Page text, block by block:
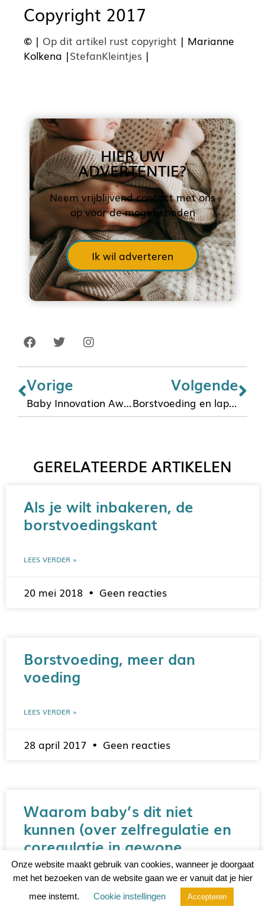
Copyright 2017
© | Op dit artikel rust copyright | Marianne
Kolkena |StefanKleintjes |
HIER UW
ADVERTENTIE?
Neem vrijblijvend contact met ons
op voor de mogelijkheden
Ik wil adverteren
Vorige
Baby Innovation Award voor Horigen Borstkolf
Volgende
Borstvoeding en laproscopie
GERELATEERDE ARTIKELEN
Als je wilt inbakeren, de
borstvoedingskant
LEES VERDER »
20 mei 2018 Geen reacties
Borstvoeding, meer dan
voeding
LEES VERDER »
28 april 2017 Geen reacties
Waarom baby’s dit niet
kunnen (over zelfregulatie en
coregulatie in gewone
mensentaal)
LEES VERDER »
Onze website maakt gebruik van cookies, wanneer je doorgaat
met het bezoeken van de website gaan we er vanuit dat je hier
mee instemt.
Cookie instellingen Accepteren